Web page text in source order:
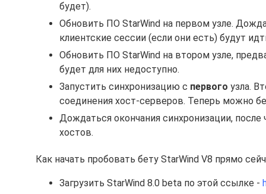
будет).
Обновить ПО StarWind на первом узле.
клиентские сессии (если они есть) будут
Обновить ПО StarWind на втором узле,
будет для них недоступно.
Запустить синхронизацию с первого узла.
соединения хост-серверов. Теперь можно
Дождаться окончания синхронизации,
хостов.
Как начать пробовать бету StarWind V8 прямо
Загрузить StarWind 8.0 beta по этой ссылке -